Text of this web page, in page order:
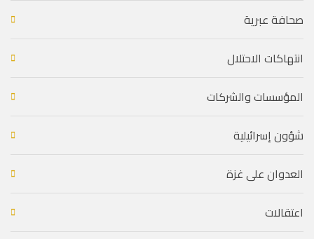
صحافة عبرية
انتهاكات الاحتلال
المؤسسات والشركات
شؤون إسرائيلية
العدوان على غزة
اعتقالات